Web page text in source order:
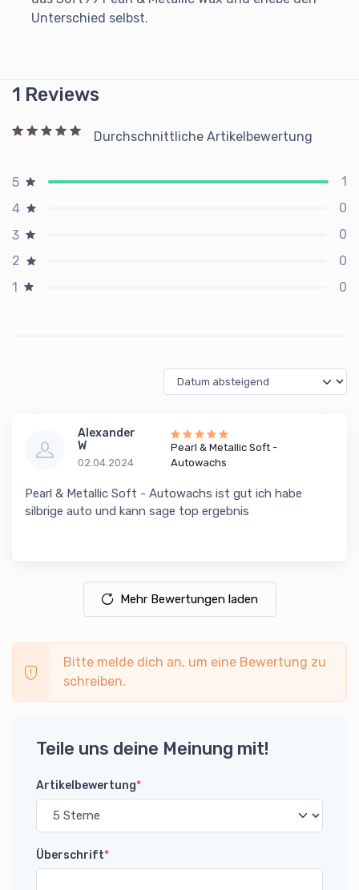
Unterschied selbst.
1 Reviews
Durchschnittliche Artikelbewertung
5
1
4
0
3
0
2
0
1
0
Alexander
W
02.04.2024
Pearl & Metallic Soft -
Autowachs
Pearl & Metallic Soft - Autowachs ist gut ich habe
silbrige auto und kann sage top ergebnis
Mehr Bewertungen laden
Bitte melde dich an, um eine Bewertung zu
schreiben.
Teile uns deine Meinung mit!
Artikelbewertung*
Überschrift*